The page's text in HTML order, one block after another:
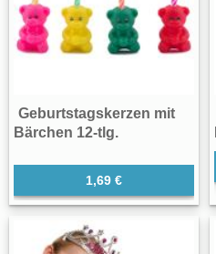
Geburtstagskerzen mit
Bärchen 12-tlg.
1,69 €